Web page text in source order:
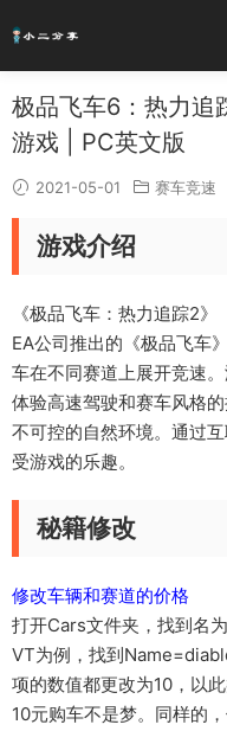
极品飞车6：热力追
游戏 | PC英文版
2021-05-01 赛车竞速
游戏介绍
《极品飞车：热力追踪2
EA公司推出的《极品飞车
车在不同赛道上展开竞速
体验高速驾驶和赛车风格
不可控的自然环境。通过
受游戏的乐趣。
秘籍修改
修改车辆和赛道的价格
打开Cars文件夹，找到名
VT为例，找到
项的数值都更改为10，以
10元购车不是梦。同样的